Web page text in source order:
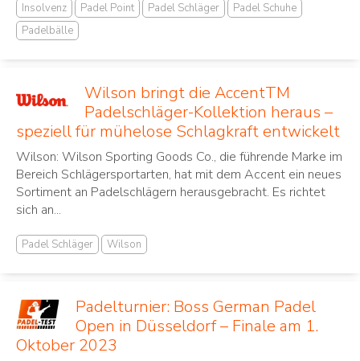
Insolvenz Padel Point Padel Schläger
Padel Schuhe
Padelbälle
Wilson bringt die AccentTM
Padelschläger-Kollektion heraus –
speziell für mühelose Schlagkraft entwickelt
Wilson: Wilson Sporting Goods Co., die führende Marke im
Bereich Schlägersportarten, hat mit dem Accent ein neues
Sortiment an Padelschlägern herausgebracht. Es richtet
sich an...
Padel Schläger Wilson
Padelturnier: Boss German Padel
Open in Düsseldorf – Finale am 1.
Oktober 2023